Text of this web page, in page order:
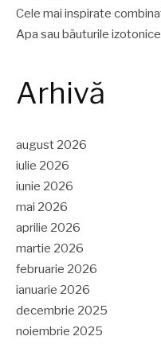
Cele mai inspirate
Apa sau băuturile
Arhivă
august 2026
iulie 2026
iunie 2026
mai 2026
aprilie 2026
martie 2026
februarie 2026
ianuarie 2026
decembrie 2025
noiembrie 2025